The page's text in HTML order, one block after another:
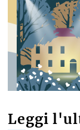
Leggi